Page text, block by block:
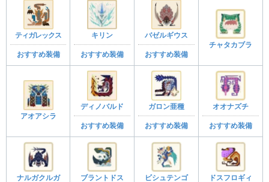
ティガレックス
おすすめ装備
キリン
おすすめ装備
バゼルギウス
おすすめ装備
チャタカブラ
アオアシラ
ディノバルド
おすすめ装備
ガロン亜種
おすすめ装備
オオナズチ
おすすめ装備
ナルガクルガ ブラントドス ビシュテンゴ ドスフロギィ